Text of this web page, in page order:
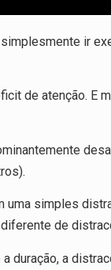
ir
de atenção. E
simples
de
duração, a